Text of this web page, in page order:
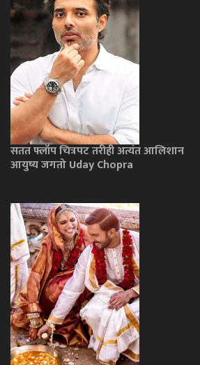
सतत फ्लॉप चित्रपट तरीही अत्यंत आलिशान
आयुष्य जगतो Uday Chopra